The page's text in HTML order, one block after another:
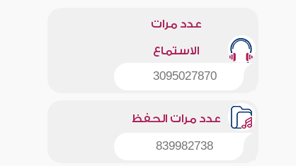
عدد مرات
الاستماع
3095027870
عدد مرات الحفظ
839982738